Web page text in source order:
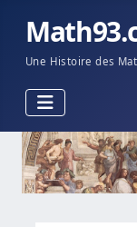
Une Histoire des